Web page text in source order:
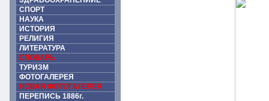
СПОРТ
НАУКА
ИСТОРИЯ
РЕЛИГИЯ
ЛИТЕРАТУРА
СЛОВАРЬ
ТУРИЗМ
ФОТОГАЛЕРЕЯ
НОВАЯ ФОТОГАЛЕРЕЯ
ПЕРЕПИСЬ 1886г.